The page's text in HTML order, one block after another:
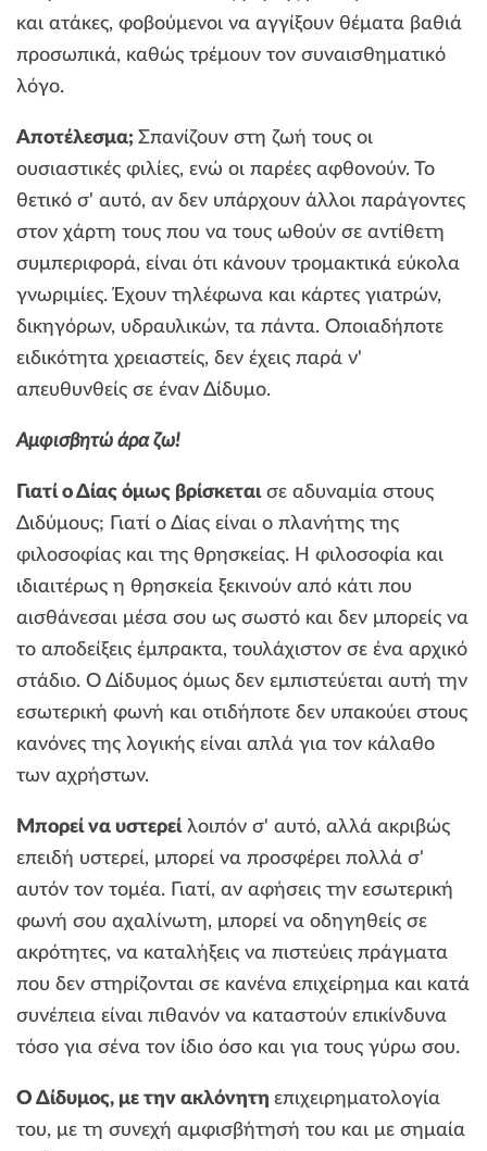
και ατάκες, φοβούμενοι να αγγίξουν θέματα βαθιά
προσωπικά, καθώς τρέμουν τον συναισθηματικό
λόγο.
Αποτέλεσμα; Σπανίζουν στη ζωή τους οι
ουσιαστικές φιλίες, ενώ οι παρέες αφθονούν. Το
θετικό σ' αυτό, αν δεν υπάρχουν άλλοι παράγοντες
στον χάρτη τους που να τους ωθούν σε αντίθετη
συμπεριφορά, είναι ότι κάνουν τρομακτικά εύκολα
γνωριμίες. Έχουν τηλέφωνα και κάρτες γιατρών,
δικηγόρων, υδραυλικών, τα πάντα. Οποιαδήποτε
ειδικότητα χρειαστείς, δεν έχεις παρά ν'
απευθυνθείς σε έναν Δίδυμο.
Αμφισβητώ άρα ζω!
Γιατί ο Δίας όμως βρίσκεταισε αδυναμία στους
Διδύμους; Γιατί ο Δίας είναι ο πλανήτης της
φιλοσοφίας και της θρησκείας. Η φιλοσοφία και
ιδιαιτέρως η θρησκεία ξεκινούν από κάτι που
αισθάνεσαι μέσα σου ως σωστό και δεν μπορείς να
το αποδείξεις έμπρακτα, τουλάχιστον σε ένα αρχικό
στάδιο. Ο Δίδυμος όμως δεν εμπιστεύεται αυτή την
εσωτερική φωνή και οτιδήποτε δεν υπακούει στους
κανόνες της λογικής είναι απλά για τον κάλαθο
των αχρήστων.
Μπορεί να υστερείλοιπόν σ' αυτό, αλλά ακριβώς
επειδή υστερεί, μπορεί να προσφέρει πολλά σ'
αυτόν τον τομέα. Γιατί, αν αφήσεις την εσωτερική
φωνή σου αχαλίνωτη, μπορεί να οδηγηθείς σε
ακρότητες, να καταλήξεις να πιστεύεις πράγματα
που δεν στηρίζονται σε κανένα επιχείρημα και κατά
συνέπεια είναι πιθανόν να καταστούν επικίνδυνα
τόσο για σένα τον ίδιο όσο και για τους γύρω σου.
Ο Δίδυμος, με την ακλόνητη επιχειρηματολογία
του, με τη συνεχή αμφισβήτησή του και με σημαία